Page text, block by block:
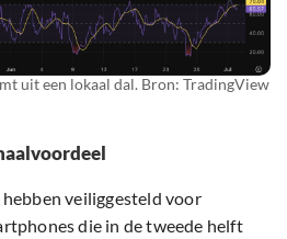
uit een lokaal dal. Bron: TradingView
veiliggesteld voor
die in de tweede helft